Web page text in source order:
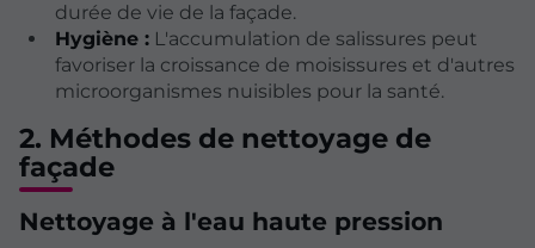
durée de vie de la façade.
Hygiène :L'accumulation de salissures peut
favoriser la croissance de moisissures et d'autres
microorganismes nuisibles pour la santé.
2. Méthodes de nettoyage de
façade
Nettoyage à l'eau haute pression